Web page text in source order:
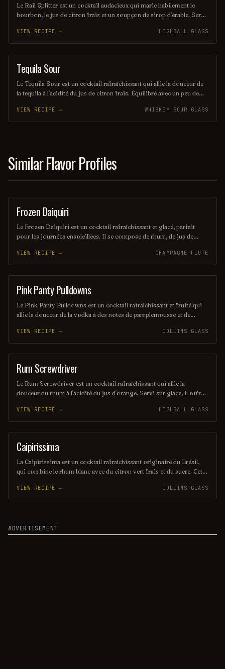
Le Rail Splitter est un cocktail audacieux qui marie habilement le
bourbon, le jus de citron frais et un soupçon de sirop d'érable. Servi
évoquant les saveurs rustiques du terroir américain. Parfait pour les
amateurs de cocktails classiques revisités, il saura séduire vos
papilles.
VIEW RECIPE → HIGHBALL GLASS
ORDINARY DRINK
Tequila Sour
Le Tequila Sour est un cocktail rafraîchissant qui allie la douceur de
la tequila à l'acidité du jus de citron frais. Équilibré avec un peu de
veloutée, il offre une expérience gustative à la fois vive et onctueuse.
Parfait pour les amateurs de cocktails qui recherchent une touche
VIEW RECIPE → WHISKEY SOUR GLASS
Similar Flavor Profiles
ORDINARY DRINK
Frozen Daiquiri
Le Frozen Daiquiri est un cocktail rafraîchissant et glacé, parfait
pour les journées ensoleillées. Il se compose de rhum, de jus de
pour une texture onctueuse. Servi dans un verre à cocktail, il offre
une explosion de saveurs fruitées et acidulées.
VIEW RECIPE → CHAMPAGNE FLUTE
ORDINARY DRINK
Pink Panty Pulldowns
Le Pink Panty Pulldowns est un cocktail rafraîchissant et fruité qui
allie la douceur de la vodka à des notes de pamplemousse et de
boisson idéale pour les soirées d'été. Parfait pour ceux qui
recherchent une expérience gustative à la fois délicieuse et amusante.
VIEW RECIPE → COLLINS GLASS
ORDINARY DRINK
Rum Screwdriver
Le Rum Screwdriver est un cocktail rafraîchissant qui allie la
douceur du rhum à l'acidité du jus d'orange. Servi sur glace, il offre
ensoleillées. Ce mélange simple et délicieux saura séduire les
amateurs de cocktails tropicaux.
VIEW RECIPE → HIGHBALL GLASS
ORDINARY DRINK
Caipirissima
La Caipirissima est un cocktail rafraîchissant originaire du Brésil,
qui combine le rhum blanc avec du citron vert frais et du sucre. Cette
explosion de saveurs citronnées, parfaite pour les chaudes journées
d'été. Servie sur glace, elle est à la fois simple et délicieuse.
VIEW RECIPE → COLLINS GLASS
ADVERTISEMENT